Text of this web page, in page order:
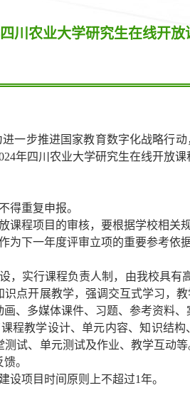
川农业大学研究生在线开
进一步推进 国家教育数字化战略行动
年四川农业大学研究生在线开放课
得重复申报。
课程项目的审核，要根据学校相关
为下一年度评审立项的重要参考依据
，实行课程负责人制，由我校具有
点开展教学，强调交互式学习，
、多媒体课件、习题、参考资料、
程教学设计、单元内容、知识结
试、单元测试及作业、教学互动
。
设项目时间原则上不超过1年。